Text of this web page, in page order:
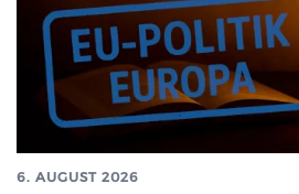
6. AUGUST 2026